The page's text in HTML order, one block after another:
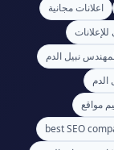
اعلانات مجانية
للإعلانات
نبيل الدم
مواقع
best SEO